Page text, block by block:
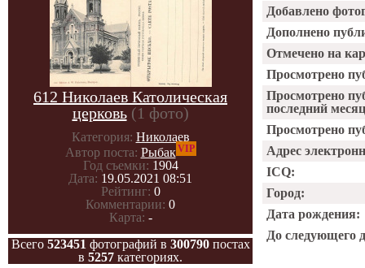
612 Николаев Католическая
церковь (1 фото)
Категория: Николаев
Автор поста: РыбакVIP
Год съемки: 1904
Дата: 19.05.2021 08:51
Рейтинг: 0
Комментарии: 0
Карта: -
Всего 523451 фотографий в 300790постах
в 5257 категориях.
Добавлено
Дополнено
Отмечено на
Просмотрено
Просмотрено
последний
Просмотрено
Адрес
ICQ:
Город:
Дата рождения:
До следующего